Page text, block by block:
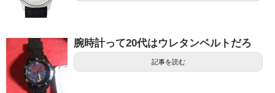
腕時計って20代はウレタンベルトだろ
記事を読む